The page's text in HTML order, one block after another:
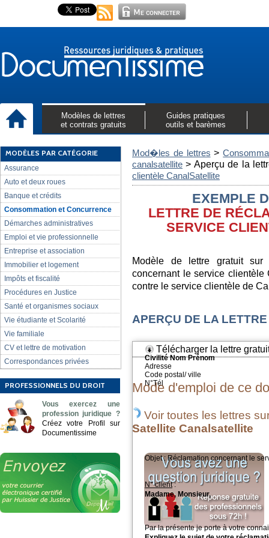
Modèles de lettres
et contrats gratuits
Guides pratiques
outils et barèmes
MODÈLES PAR CATÉGORIE
Assurance
Auto et deux roues
Banque et crédits
Consommation et Concurrence
Démarches administratives
Emploi et vie professionnelle
Entreprise et association
Immobilier et logement
Impôts et fiscalité
Procédures en Justice
Santé et organismes sociaux
Vie étudiante et Scolarité
Vie familiale
CV et lettre de motivation
Correspondances privées
PROFESSIONNELS DU DROIT
Vous exercez une
profession juridique ?
Créez votre Profil sur
Documentissime
Mod�les de lettres >
canalsatellite > Aperçu de la
clientèle CanalSatellite
EXEMPLE
LETTRE DE
SERVICE
Modèle de lettre gratuit sur
concernant le service clientèle
contre le service clientèle de
APERÇU DE LA LETTRE
Civilité Nom Prénom
Adresse
Code postal/ ville
N°Tél
Objet: Réclamation concernant le
N° client:
Madame, Monsieur,
Par la présente je porte à votre
Télécharger la lettre
Mode d'emploi de ce
Voir toutes les lettres
Satellite Canalsatellite